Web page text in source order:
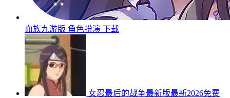
血族九游版 角色扮演 下载
女忍最后的战争最新版最新2026免费